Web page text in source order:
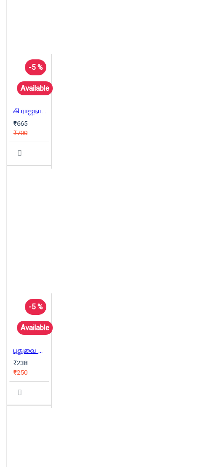
-5 %
Available
கி.ராஜநாராயணன் கதைகள்
₹665
₹700
-5 %
Available
புதுவை வட்டார நாட்டுப்புறக்கதைகள்
₹238
₹250